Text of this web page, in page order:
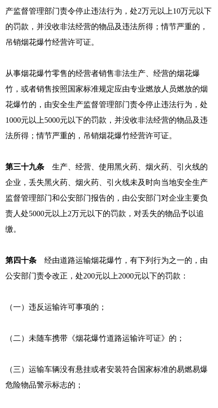
产监督管理部门责令停止违法行为，处2万元以上10万元以下
的罚款，并没收非法经营的物品及违法所得；情节严重的，
吊销烟花爆竹经营许可证。
从事烟花爆竹零售的经营者销售非法生产、经营的烟花爆
竹，或者销售按照国家标准规定应由专业燃放人员燃放的烟
花爆竹的，由安全生产监督管理部门责令停止违法行为，处
1000元以上5000元以下的罚款，并没收非法经营的物品及违
法所得；情节严重的，吊销烟花爆竹经营许可证。
第三十九条 生产、经营、使用黑火药、烟火药、引火线的
企业，丢失黑火药、烟火药、引火线未及时向当地安全生产
监督管理部门和公安部门报告的，由公安部门对企业主要负
责人处5000元以上2万元以下的罚款，对丢失的物品予以追
缴。
第四十条 经由道路运输烟花爆竹，有下列行为之一的，由
公安部门责令改正，处200元以上2000元以下的罚款：
（一）违反运输许可事项的；
（二）未随车携带《烟花爆竹道路运输许可证》的；
（三）运输车辆没有悬挂或者安装符合国家标准的易燃易爆
危险物品警示标志的；